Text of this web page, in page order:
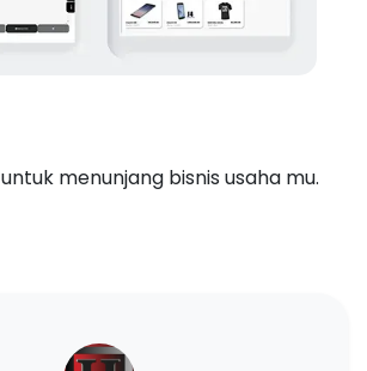
menunjang bisnis usaha mu.